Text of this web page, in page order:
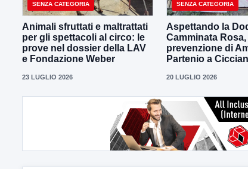
SENZA CATEGORIA
Animali sfruttati e maltrattati
per gli spettacoli al circo: le
prove nel dossier della LAV
e Fondazione Weber
23 LUGLIO 2026
SENZA CATEGORIA
Aspettando la
Camminata
prevenzione di
Partenio a
20 LUGLIO 2026